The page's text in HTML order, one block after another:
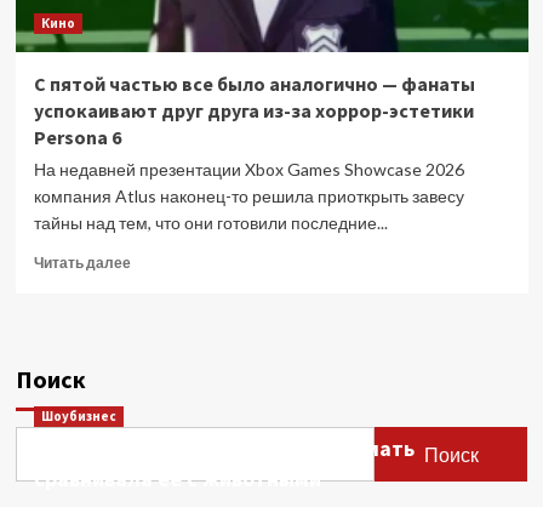
Кино
С пятой частью все было аналогично — фанаты
успокаивают друг друга из-за хоррор-эстетики
Persona 6
На недавней презентации Xbox Games Showcase 2026
компания Atlus наконец-то решила приоткрыть завесу
тайны над тем, что они готовили последние...
Читать далееПрочитать
Поиск
Поиск
Шоубизнес
Этери Тутберидзе заявила, что мать
сравнивала ее с животными